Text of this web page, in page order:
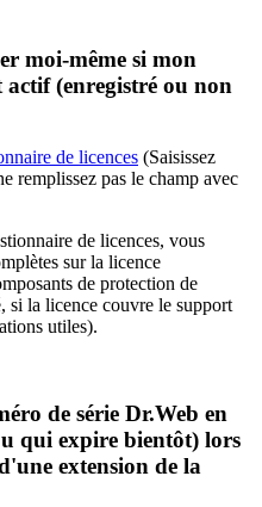
moi-même si mon
actif (enregistré ou non
de licences (Saisissez
remplissez pas le champ avec
de licences, vous
sur la licence
de protection de
si la licence couvre le support
utiles).
de série Dr.Web en
qui expire bientôt) lors
extension de la